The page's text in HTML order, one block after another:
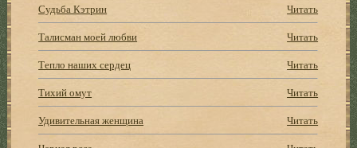
Судьба Кэтрин
Читать
Талисман моей любви
Читать
Тепло наших сердец
Читать
Тихий омут
Читать
Удивительная женщина
Читать